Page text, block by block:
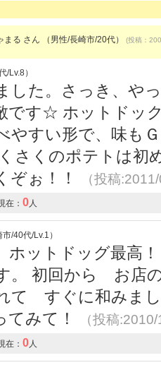
まる さん （男性/長崎市/20代） (投稿：
/Lv.8）
した。さっき、や
です☆ ホットドッ
やすい形で、味も
さくのポテトは初
ぞぉ！！
（投稿
在： 0人
/40代/Lv.1）
ットドッグ最高
。 初回から お店
て すぐに和みま
てみて！
（投稿
在： 0人